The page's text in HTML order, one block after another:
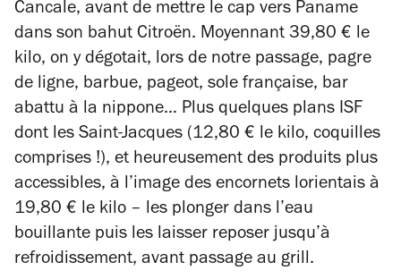
Cancale, avant de mettre le cap vers Paname
dans son bahut Citroën. Moyennant 39,80 € le
kilo, on y dégotait, lors de notre passage, pagre
de ligne, barbue, pageot, sole française, bar
abattu à la nippone… Plus quelques plans ISF
dont les Saint-Jacques (12,80 € le kilo, coquilles
comprises !), et heureusement des produits plus
accessibles, à l’image des encornets lorientais à
19,80 € le kilo – les plonger dans l’eau
bouillante puis les laisser reposer jusqu’à
refroidissement, avant passage au grill.